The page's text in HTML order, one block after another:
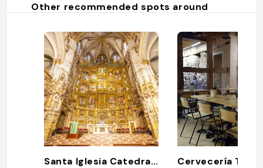
Other recommended spots around
Santa Iglesia Catedral Primada de Toledo Cervecería